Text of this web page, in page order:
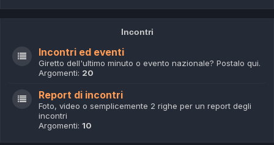
Incontri
Incontri ed eventi
Giretto dell'ultimo minuto o evento nazionale? Postalo qui.
Argomenti: 20
Report di incontri
Foto, video o semplicemente 2 righe per un report degli
incontri
Argomenti: 10